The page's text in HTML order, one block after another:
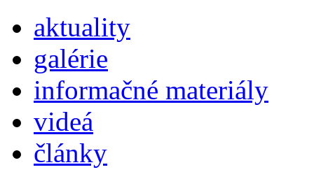
aktuality
galérie
informačné materiály
videá
články